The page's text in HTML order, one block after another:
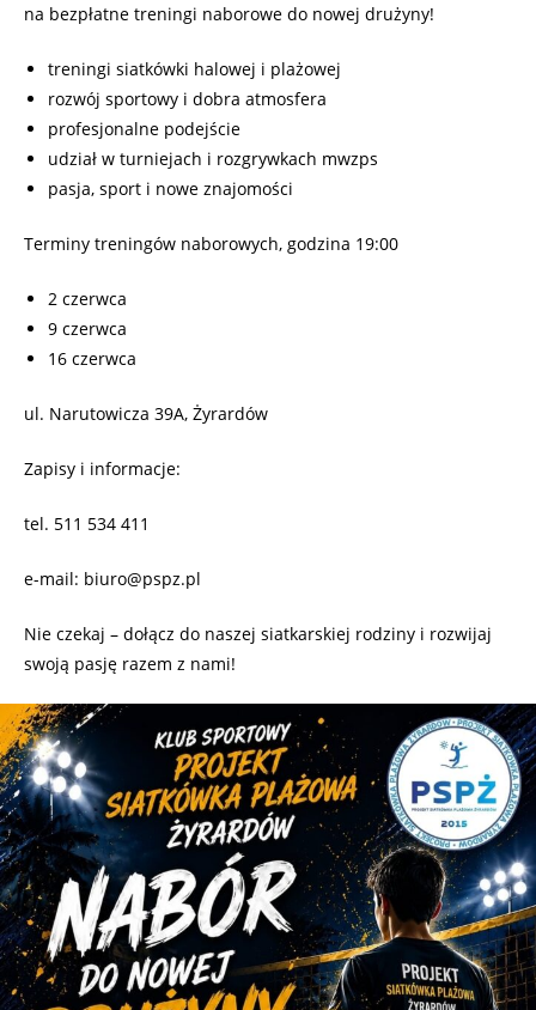
na bezpłatne treningi naborowe do nowej drużyny!
treningi siatkówki halowej i plażowej
rozwój sportowy i dobra atmosfera
profesjonalne podejście
udział w turniejach i rozgrywkach mwzps
pasja, sport i nowe znajomości
Terminy treningów naborowych, godzina 19:00
2 czerwca
9 czerwca
16 czerwca
ul. Narutowicza 39A, Żyrardów
Zapisy i informacje:
tel. 511 534 411
e-mail: biuro@pspz.pl
Nie czekaj – dołącz do naszej siatkarskiej rodziny i rozwijaj
swoją pasję razem z nami!